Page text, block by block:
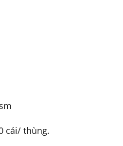
cái/ thùng.